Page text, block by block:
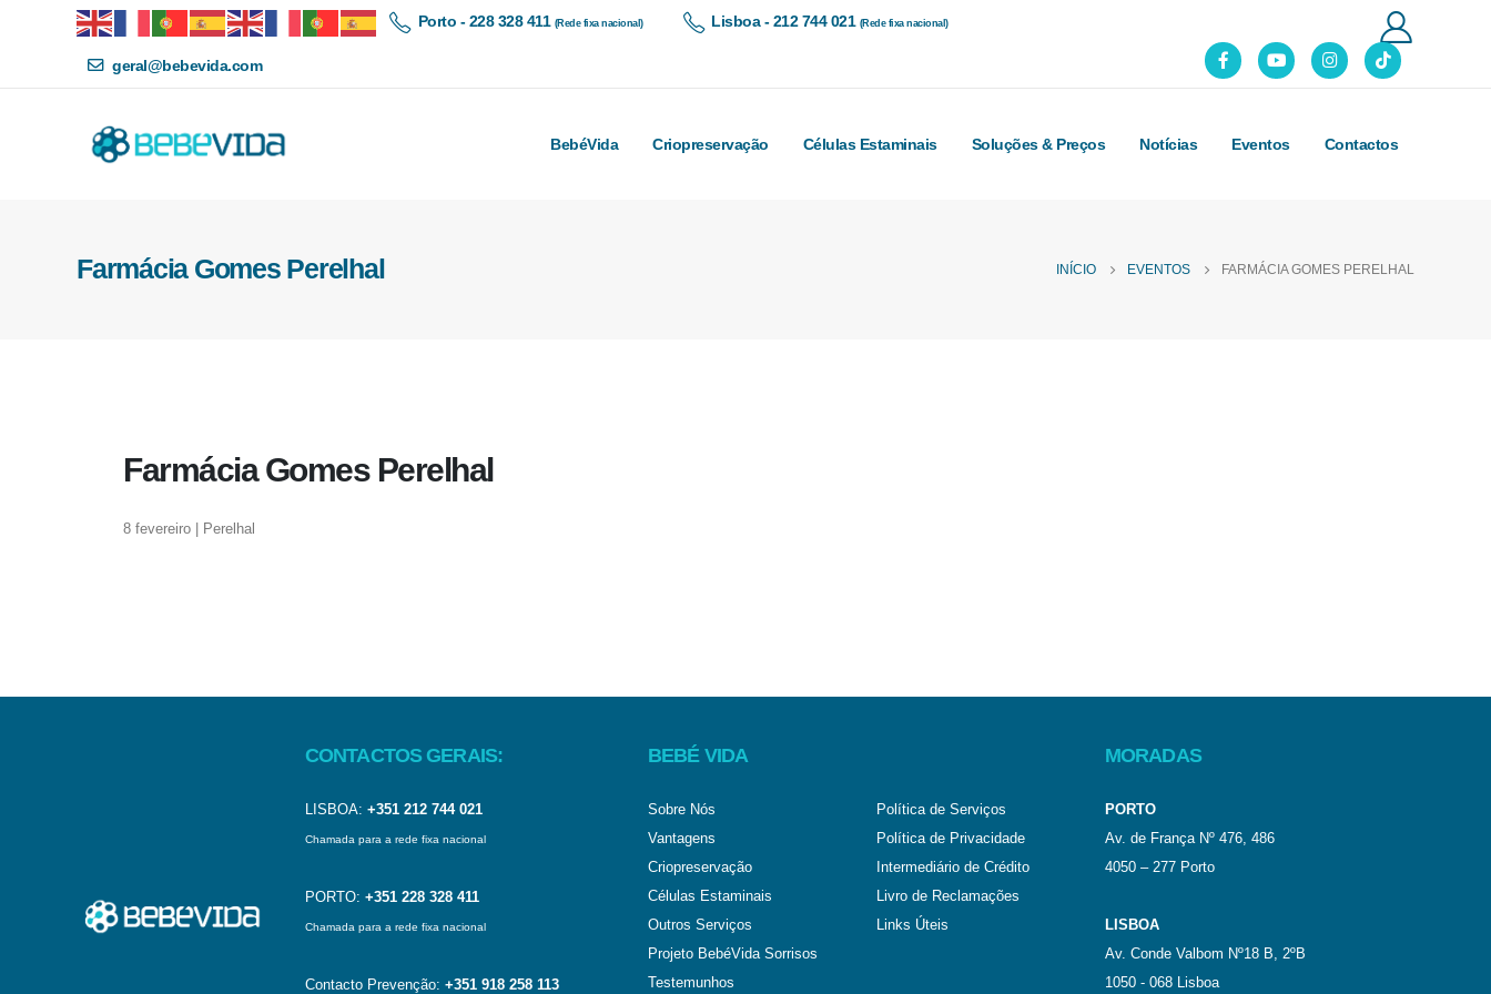
Porto - 228 328 411 (Rede fixa nacional) Lisboa - 212 744 021 (Rede fixa nacional)
geral@bebevida.com
BebéVida Criopreservação Células Estaminais Soluções & Preços Notícias Eventos Contactos
Farmácia Gomes Perelhal INÍCIO EVENTOS FARMÁCIA GOMES PERELHAL
Farmácia Gomes Perelhal
8 fevereiro | Perelhal
CONTACTOS GERAIS:
LISBOA: +351 212 744 021
Chamada para a rede fixa nacional
PORTO: +351 228 328 411
Chamada para a rede fixa nacional
Contacto Prevenção: +351 918 258 113
BEBÉ VIDA
Sobre Nós
Vantagens
Criopreservação
Células Estaminais
Outros Serviços
Projeto BebéVida Sorrisos
Testemunhos
Política de Serviços
Política de Privacidade
Intermediário de Crédito
Livro de Reclamações
Links Úteis
MORADAS
PORTO
Av. de França Nº 476, 486
4050 – 277 Porto
LISBOA
Av. Conde Valbom Nº18 B, 2ºB
1050 - 068 Lisboa